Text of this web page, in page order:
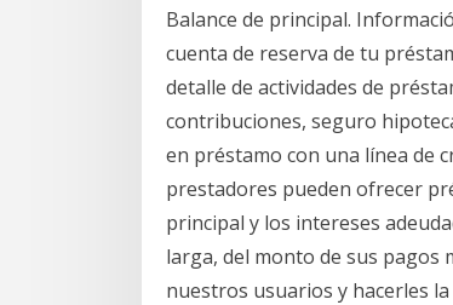
Balance de principal.
cuenta de reserva de tu
detalle de actividades de
contribuciones, seguro
en préstamo con una línea de
prestadores pueden ofrecer
principal y los intereses
larga, del monto de sus pagos
nuestros usuarios y hacerles